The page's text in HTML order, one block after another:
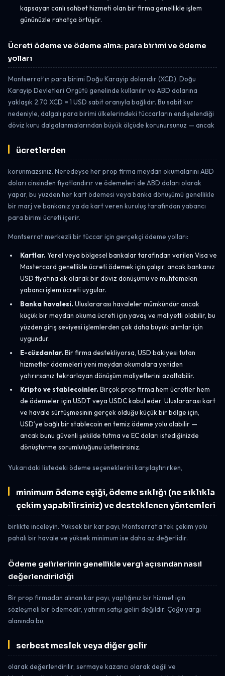
kapsayan canlı sohbet hizmeti olan bir firma genellikle işlem
gününüzle rahatça örtüşür.
Ücreti ödeme ve ödeme alma: para birimi ve ödeme
yolları
Montserrat’ın para birimi Doğu Karayip dolarıdır (XCD), Doğu
Karayip Devletleri Örgütü genelinde kullanılır ve ABD dolarına
yaklaşık 2.70 XCD = 1 USD sabit oranıyla bağlıdır. Bu sabit kur
nedeniyle, dalgalı para birimi ülkelerindeki tüccarların endişelendiği
döviz kuru dalgalanmalarından büyük ölçüde korunursunuz — ancak
ücretlerden
korunmazsınız. Neredeyse her prop firma meydan okumalarını ABD
doları cinsinden fiyatlandırır ve ödemeleri de ABD doları olarak
yapar, bu yüzden her kart ödemesi veya banka dönüşümü genellikle
bir marj ve bankanız ya da kart veren kuruluş tarafından yabancı
para birimi ücreti içerir.
Montserrat merkezli bir tüccar için gerçekçi ödeme yolları:
Kartlar. Yerel veya bölgesel bankalar tarafından verilen Visa ve
Mastercard genellikle ücreti ödemek için çalışır, ancak bankanız
USD fiyatına ek olarak bir döviz dönüşümü ve muhtemelen
yabancı işlem ücreti uygular.
Banka havalesi. Uluslararası havaleler mümkündür ancak
küçük bir meydan okuma ücreti için yavaş ve maliyetli olabilir, bu
yüzden giriş seviyesi işlemlerden çok daha büyük alımlar için
uygundur.
E-cüzdanlar. Bir firma destekliyorsa, USD bakiyesi tutan
hizmetler ödemeleri yeni meydan okumalara yeniden
yatırırsanız tekrarlayan dönüşüm maliyetlerini azaltabilir.
Kripto ve stablecoinler. Birçok prop firma hem ücretler hem
de ödemeler için USDT veya USDC kabul eder. Uluslararası kart
ve havale sürtüşmesinin gerçek olduğu küçük bir bölge için,
USD’ye bağlı bir stablecoin en temiz ödeme yolu olabilir —
ancak bunu güvenli şekilde tutma ve EC doları istediğinizde
dönüştürme sorumluluğunu üstlenirsiniz.
Yukarıdaki listedeki ödeme seçeneklerini karşılaştırırken,
minimum ödeme eşiği, ödeme sıklığı (ne sıklıkla
çekim yapabilirsiniz) ve desteklenen yöntemleri
birlikte inceleyin. Yüksek bir kar payı, Montserrat’a tek çekim yolu
pahalı bir havale ve yüksek minimum ise daha az değerlidir.
Ödeme gelirlerinin genellikle vergi açısından nasıl
değerlendirildiği
Bir prop firmadan alınan kar payı, yaptığınız bir hizmet için
sözleşmeli bir ödemedir, yatırım satışı geliri değildir. Çoğu yargı
alanında bu,
serbest meslek veya diğer gelir
olarak değerlendirilir, sermaye kazancı olarak değil ve